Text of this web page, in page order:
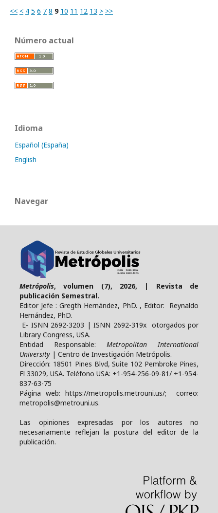
<< < 4 5 6 7 8 9 10 11 12 13 > >>
Número actual
Idioma
Español (España)
English
Navegar
Metrópolis, volumen (7), 2026, | Revista de
publicación Semestral.
Editor Jefe : Gregth Hernández, PhD. , Editor: Reynaldo
Hernández, PhD.
E- ISNN 2692-3203 | ISNN 2692-319x otorgados por
Library Congress, USA.
Entidad Responsable: Metropolitan International
University | Centro de Investigación Metrópolis.
Dirección: 18501 Pines Blvd, Suite 102 Pembroke Pines,
Fl 33029, USA. Teléfono USA: +1-954-256-09-81/ +1-954-
837-63-75
Página web: https://metropolis.metrouni.us/; correo:
metropolis@metrouni.us.
Las opiniones expresadas por los autores no
necesariamente reflejan la postura del editor de la
publicación.